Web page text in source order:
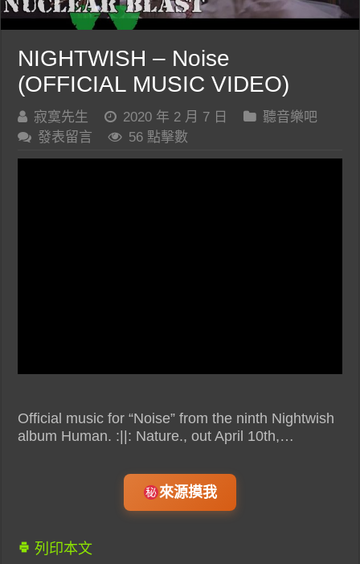
NIGHTWISH – Noise
(OFFICIAL MUSIC VIDEO)
寂寞先生 2020 年 2 月 7 日
聽音樂吧
發表留言
56 點擊數
Official music for “Noise” from the ninth Nightwish
album Human. :||: Nature., out April 10th,…
來源摸我
列印本文